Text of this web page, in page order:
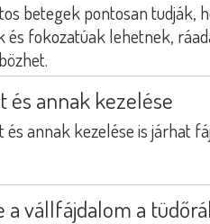
betegek pontosan tudják,
és fokozatúak lehetnek,
és annak kezelése
és annak kezelése is járhat
a vállfájdalom a